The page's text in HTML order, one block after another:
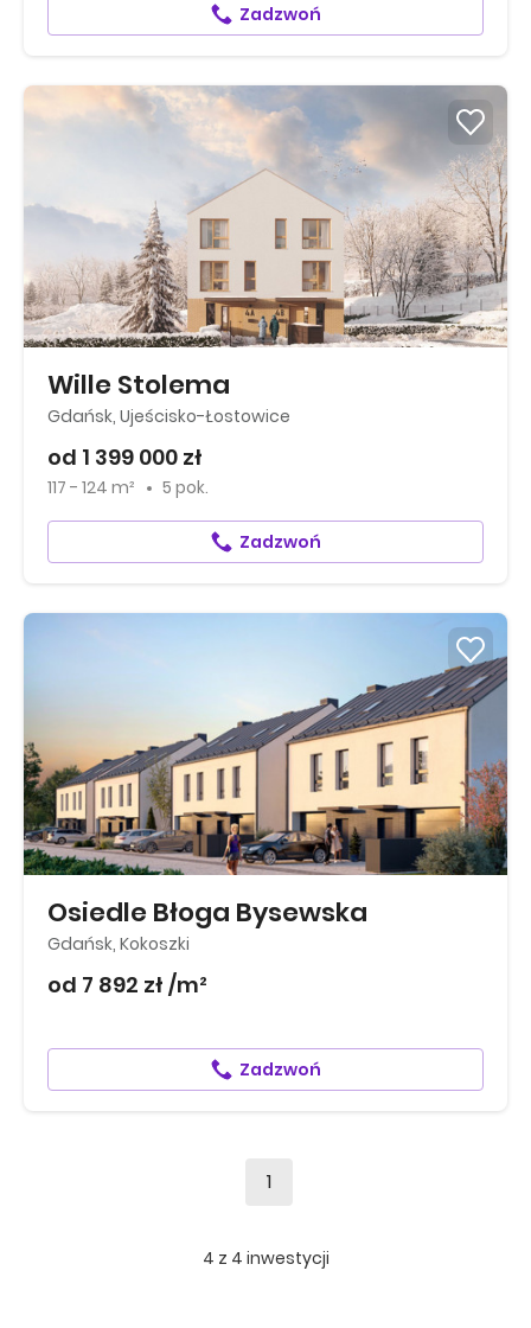
Zadzwoń
Wille Stolema
Gdańsk, Ujeścisko-Łostowice
od 1 399 000 zł
117 - 124 m² 5 pok.
Zadzwoń
Osiedle Błoga Bysewska
Gdańsk, Kokoszki
od 7 892 zł /m²
Zadzwoń
1
4 z 4 inwestycji